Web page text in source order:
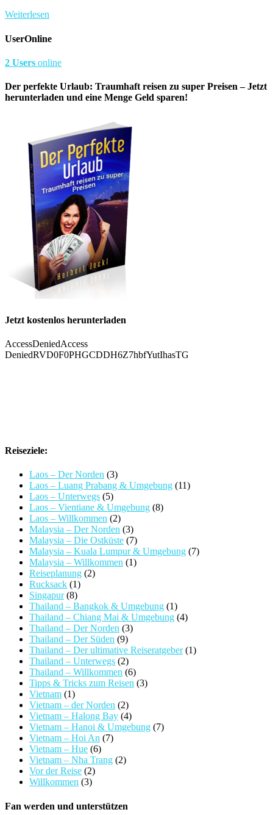
Weiterlesen
der
–
Mae
Son
UserOnline
2 Users online
Der perfekte Urlaub: Traumhaft reisen zu super Preisen – Jetzt
herunterladen und eine Menge Geld sparen!
Jetzt kostenlos herunterladen
Reiseziele:
Laos – Der Norden (3)
Laos – Luang Prabang & Umgebung (11)
Laos – Unterwegs (5)
Laos – Vientiane & Umgebung (8)
Laos – Willkommen (2)
Malaysia – Der Norden (3)
Malaysia – Die Ostküste (7)
Malaysia – Kuala Lumpur & Umgebung (7)
Malaysia – Willkommen (1)
Reiseplanung (2)
Rucksack (1)
Singapur (8)
Thailand – Bangkok & Umgebung (1)
Thailand – Chiang Mai & Umgebung (4)
Thailand – Der Norden (3)
Thailand – Der Süden (9)
Thailand – Der ultimative Reiseratgeber (1)
Thailand – Unterwegs (2)
Thailand – Willkommen (6)
Tipps & Tricks zum Reisen (3)
Vietnam (1)
Vietnam – der Norden (2)
Vietnam – Halong Bay (4)
Vietnam – Hanoi & Umgebung (7)
Vietnam – Hoi An (7)
Vietnam – Hue (6)
Vietnam – Nha Trang (2)
Vor der Reise (2)
Willkommen (3)
Fan werden und unterstützen